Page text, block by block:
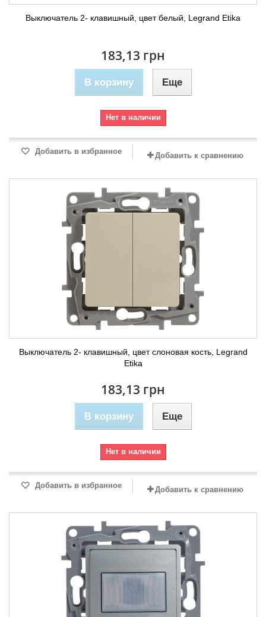
Выключатель 2- клавишный, цвет белый, Legrand Etika
183,13 грн
В корзину Еще
Нет в наличии
Добавить в избранное Добавить к сравнению
Выключатель 2- клавишный, цвет слоновая кость, Legrand
Etika
183,13 грн
В корзину Еще
Нет в наличии
Добавить в избранное Добавить к сравнению